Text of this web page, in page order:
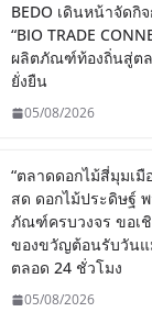
BEDO เดินหน้าจัดกิ
“BIO TRADE
ผลิตภัณฑ์ท้องถิ่นสู่ต
ยั่งยืน
05/08/2026
“ตลาดดอกไม้สี่มุมเมื
สด ดอกไม้ประดิษฐ์
ภัณฑ์ครบวงจร ขอเ
ของขวัญต้อนรับวันแ
ตลอด 24 ชั่วโมง
05/08/2026